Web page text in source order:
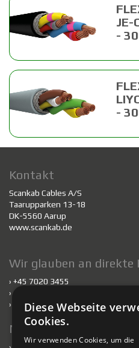
JE-
-
-
Kontakt
Scankab Cables A/S
Taarupparken 13-18
DK-5560 Aarup
www.scankab.de
Wir glauben an direkte
› +45 7020 3455
›scankab@scankab.de
›
Mitarbeiter
Nachhaltigkeit
Diese Webseite
Cookies.
Wir verwenden Cookies, um die